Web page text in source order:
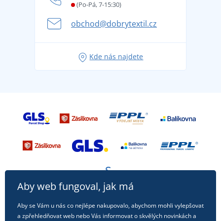
Letní dobrodružství začíná balením aneb připravte
se na dovolenou bez starostí
Tipy na svěží outfity pro pohodové léto
(Po-Pá, 7-15:30)
obchod@dobrytextil.cz
Kde nás najdete
Aby web fungoval, jak má
Aby se Vám u nás co nejlépe nakupovalo, abychom mohli vylepšovat
a zpřehledňovat web nebo Vás informovat o skvělých novinkách a